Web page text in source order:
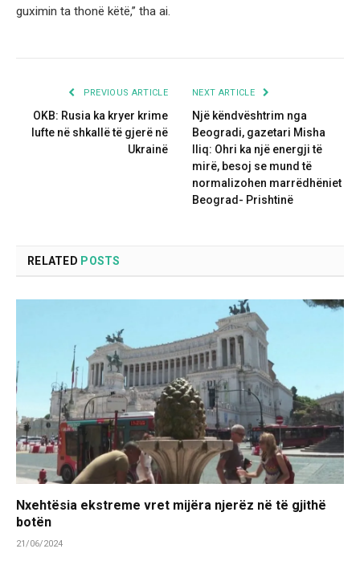
guximin ta thonë këtë,” tha ai.
PREVIOUS ARTICLE
OKB: Rusia ka kryer krime
lufte në shkallë të gjerë në
Ukrainë
NEXT ARTICLE
Një këndvështrim nga
Beogradi, gazetari Misha
Iliq: Ohri ka një energji të
mirë, besoj se mund të
normalizohen marrëdhëniet
Beograd- Prishtinë
RELATED POSTS
Nxehtësia ekstreme vret mijëra njerëz në të gjithë
botën
21/06/2024